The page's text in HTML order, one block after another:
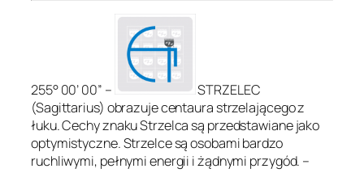
255° 00’ 00” –
STRZELEC
(Sagittarius) obrazuje centaura strzelającego z
łuku. Cechy znaku Strzelca są przedstawiane jako
optymistyczne. Strzelce są osobami bardzo
ruchliwymi, pełnymi energii i żądnymi przygód. –